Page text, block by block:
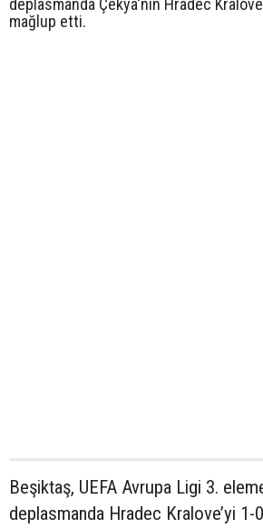
deplasmanda Çekya'nın Hradec Kralove
mağlup etti.
Beşiktaş, UEFA Avrupa Ligi 3.
deplasmanda Hradec Kralove’yi